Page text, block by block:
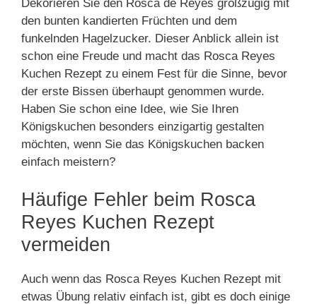
Dekorieren Sie den Rosca de Reyes großzügig mit
den bunten kandierten Früchten und dem
funkelnden Hagelzucker. Dieser Anblick allein ist
schon eine Freude und macht das Rosca Reyes
Kuchen Rezept zu einem Fest für die Sinne, bevor
der erste Bissen überhaupt genommen wurde.
Haben Sie schon eine Idee, wie Sie Ihren
Königskuchen besonders einzigartig gestalten
möchten, wenn Sie das Königskuchen backen
einfach meistern?
Häufige Fehler beim Rosca
Reyes Kuchen Rezept
vermeiden
Auch wenn das Rosca Reyes Kuchen Rezept mit
etwas Übung relativ einfach ist, gibt es doch einige